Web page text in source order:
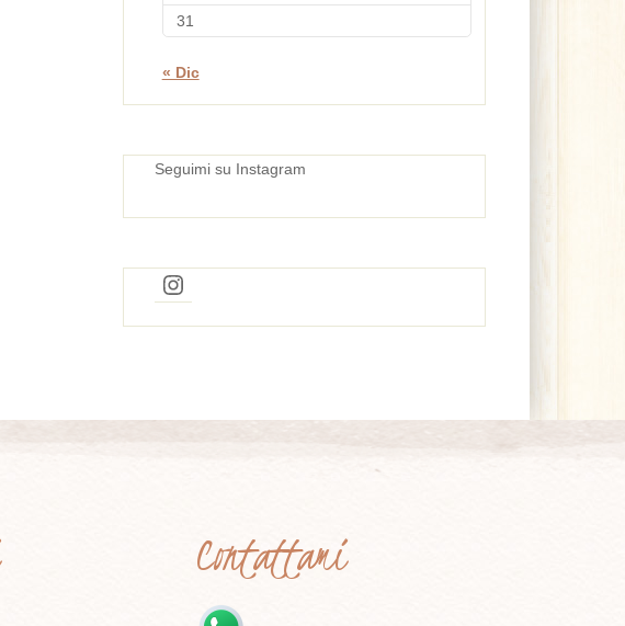
31
« Dic
Seguimi su Instagram
Instagram
Contattami